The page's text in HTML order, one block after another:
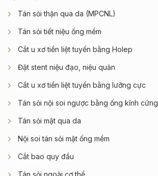
Tán sỏi thận qua da (MPCNL)
Tán sỏi tiết niệu ống mềm
Cắt u xơ tiền liệt tuyến bằng Holep
Đặt stent niệu đạo, niệu quản
Cắt u xơ tiền liệt tuyến bằng lưỡng cực
Tán sỏi nội soi ngược bằng ống kính cứng
Tán sỏi mật qua da
Nội soi tán sỏi mật ống mềm
Cắt bao quy đầu
Tán sỏi ngoài cơ thể